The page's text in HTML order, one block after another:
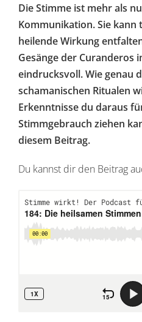
Die Stimme ist mehr als
Kommunikation. Sie
heilende Wirkung
Gesänge der Curanderos
eindrucksvoll. Wie genau
schamanischen Ritualen
Erkenntnisse du daraus
Stimmgebrauch ziehen
diesem Beitrag.
Du kannst dir den Beitrag